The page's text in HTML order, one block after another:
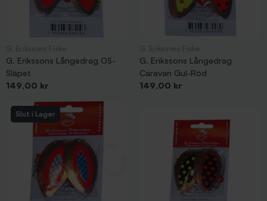
G. Erikssons Långedrag OS-
Släpet
Pris
149,00 kr
G. Erikssons Långedrag
Caravan Gul-Röd
Pris
149,00 kr
Slut i Lager